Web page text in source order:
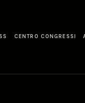
CENTRO CONGRESSI